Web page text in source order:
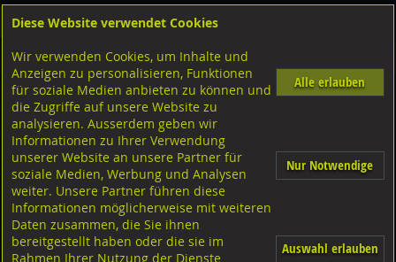
Shop
LIDAC/G-MAN Sägeblätter/Lochsägen/Handsägen
LIDAC Säbelsägeblätter LIDAC Stichsägen
Diese Website verwendet Cookies
Wir verwenden Cookies, um Inhalte und
Anzeigen zu personalisieren, Funktionen
für soziale Medien anbieten zu können und
die Zugriffe auf unsere Website zu
analysieren. Ausserdem geben wir
Informationen zu Ihrer Verwendung
unserer Website an unsere Partner für
soziale Medien, Werbung und Analysen
weiter. Unsere Partner führen diese
Informationen möglicherweise mit weiteren
Daten zusammen, die Sie ihnen
bereitgestellt haben oder die sie im
Rahmen Ihrer Nutzung der Dienste
Alle erlauben
Nur Notwendige
Auswahl erlauben